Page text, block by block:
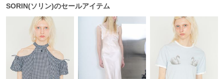
gelato pique
ジェラート ピケ
GELATO PIQUE CAT&DOG
ジェラート ピケ キャットアンドドッグ
gelato pique Sleep
ジェラート ピケ スリープ
SORIN(ソリン)のセールアイテム